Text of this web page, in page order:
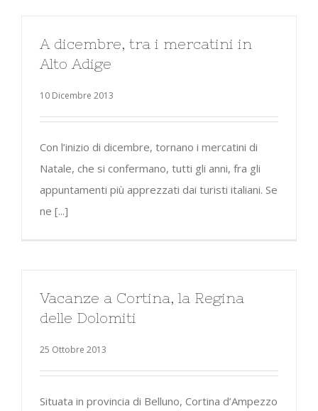
A dicembre, tra i mercatini in
Alto Adige
10 Dicembre 2013
Con l’inizio di dicembre, tornano i mercatini di
Natale, che si confermano, tutti gli anni, fra gli
appuntamenti più apprezzati dai turisti italiani. Se
ne [...]
Vacanze a Cortina, la Regina
delle Dolomiti
25 Ottobre 2013
Situata in provincia di Belluno, Cortina d’Ampezzo